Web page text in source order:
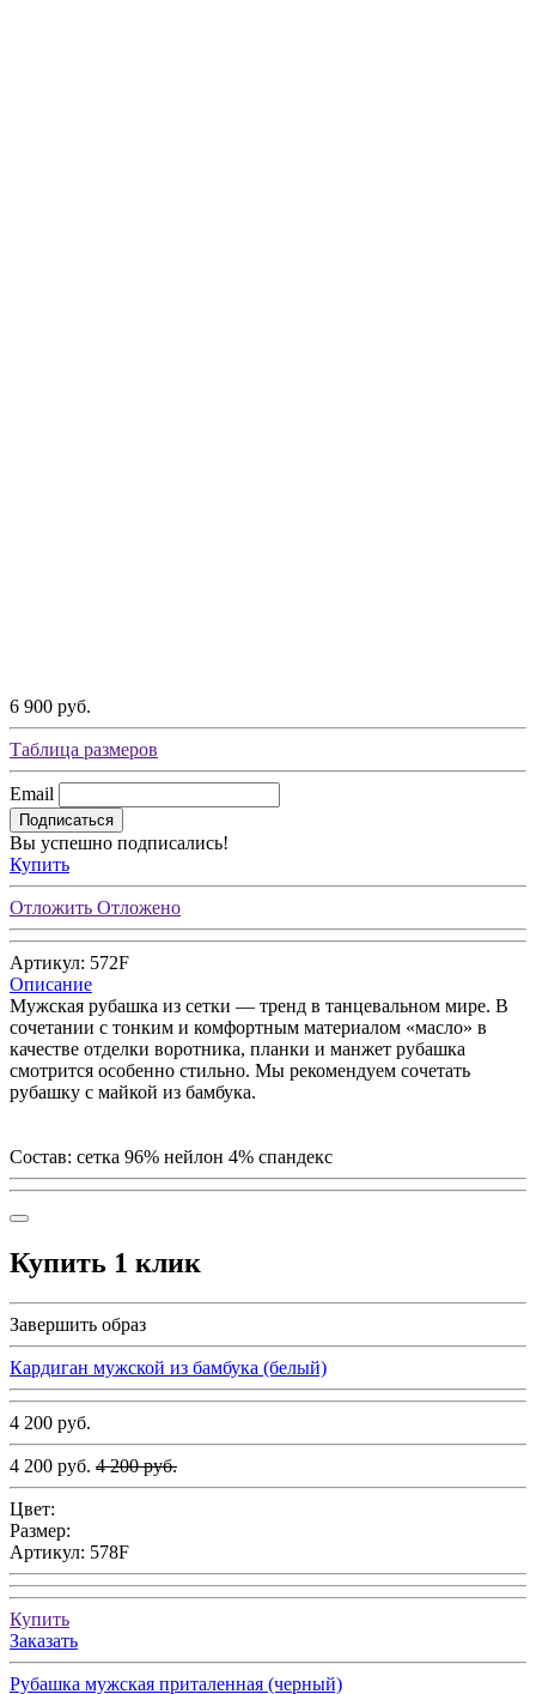
6 900 руб.
Таблица размеров
Email
Подписаться
Вы успешно подписались!
Купить
Отложить Отложено
Артикул: 572F
Описание
Мужская рубашка из сетки — тренд в танцевальном мире. В
сочетании с тонким и комфортным материалом «масло» в
качестве отделки воротника, планки и манжет рубашка
смотрится особенно стильно. Мы рекомендуем сочетать
рубашку с майкой из бамбука.
Состав: сетка 96% нейлон 4% спандекс
Купить 1 клик
Завершить образ
Кардиган мужской из бамбука (белый)
4 200 руб.
4 200 руб. 4 200 руб.
Цвет:
Размер:
Артикул: 578F
Купить
Заказать
Рубашка мужская приталенная (черный)